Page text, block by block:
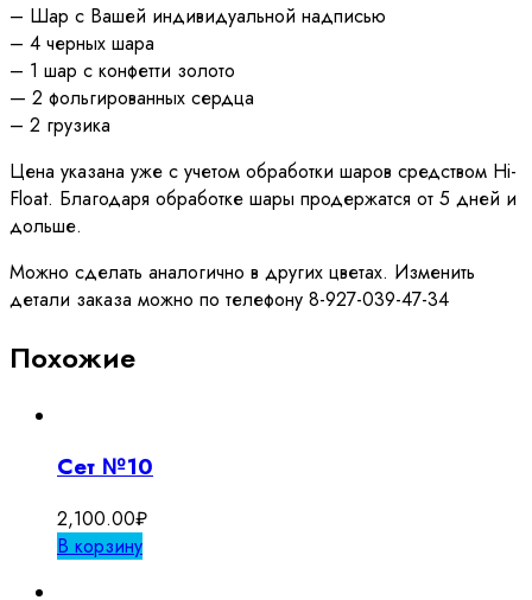
– Шар с Вашей индивидуальной надписью
– 4 черных шара
– 1 шар с конфетти золото
— 2 фольгированных сердца
– 2 грузика
Цена указана уже с учетом обработки шаров средством Hi-
Float. Благодаря обработке шары продержатся от 5 дней и
дольше.
Можно сделать аналогично в других цветах. Изменить
детали заказа можно по телефону 8-927-039-47-34
Похожие
Сет №10
2,100.00₽
В корзину